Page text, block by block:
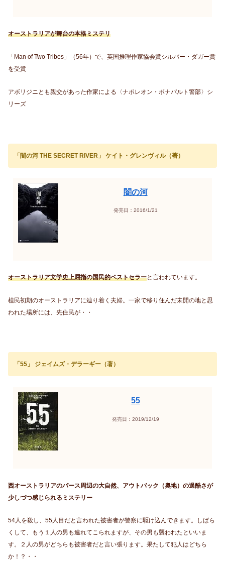
オーストラリアが舞台の本格ミステリ
「Man of Two Tribes」（56年）で、英国推理作家協会賞シルバー・ダガー賞
を受賞
アボリジニとも親交があった作家による〈ナポレオン・ボナパルト警部〉シ
リーズ
「闇の河 THE SECRET RIVER」 ケイト・グレンヴィル（著）
闇の河
発売日：2016/1/21
オーストラリア文学史上屈指の国民的ベストセラーと言われています。
植民初期のオーストラリアに辿り着く夫婦。一家で移り住んだ未開の地と思
われた場所には、先住民が・・
「55」 ジェイムズ・デラーギー（著）
55
発売日：2019/12/19
西オーストラリアのパース周辺の大自然、アウトバック（奥地）の過酷さが
少しづつ感じられるミステリー
54人を殺し、55人目だと言われた被害者が警察に駆け込んできます。しばら
くして、もう１人の男も連れてこられますが、その男も襲われたといいま
す。２人の男がどちらも被害者だと言い張ります。果たして犯人はどちら
か！？・・